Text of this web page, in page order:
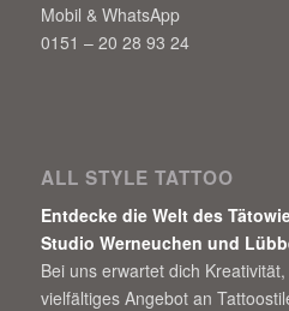
Mobil & WhatsApp
0151 – 20 28 93 24
ALL STYLE TATTOO
Entdecke die Welt des
Studio Werneuchen und
Bei uns erwartet dich
vielfältiges Angebot an